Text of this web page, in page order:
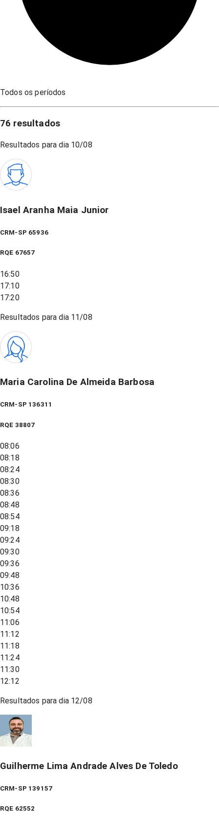
Todos os períodos
76 resultados
Resultados para dia 10/08
Isael Aranha Maia Junior
CRM-SP 65936
RQE 67657
16:50
17:10
17:20
Resultados para dia 11/08
Maria Carolina De Almeida Barbosa
CRM-SP 136311
RQE 38807
08:06
08:18
08:24
08:30
08:36
08:48
08:54
09:18
09:24
09:30
09:36
09:48
10:36
10:48
10:54
11:06
11:12
11:18
11:24
11:30
12:12
Resultados para dia 12/08
Guilherme Lima Andrade Alves De Toledo
CRM-SP 139157
RQE 62552